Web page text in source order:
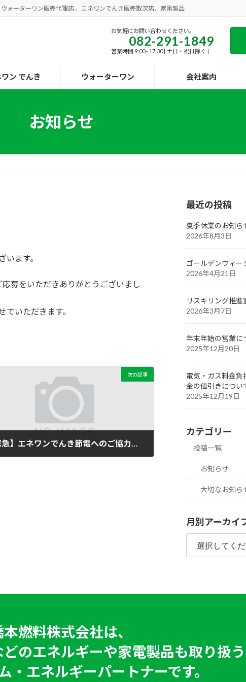
ーターワン販売代理店 、エネワンでんき販売取次店、家電製品
お気軽にお問い合わせください。
082-291-1849
営業時間 9:00 - 17:30 [ 土日・祝日除く ]
ン でんき ウォーターワン 会社案内
お知らせ
ます。
募をいただきありがとうございまし
いただきます。
次の記事
最近の投稿
夏季休業のお知ら
2026年8月3日
ゴールデンウィー
2026年4月21日
リスキリング推進
2026年3月7日
年末年始の営業に
2025年12月20日
電気・ガス料金負
金の値引きについ
2025年12月19日
カテゴリー
投稿一覧
お知らせ
大切なお知ら
月別アーカイ
本燃料株式会社は、
のエネルギーや家電製品も取り扱う
・エネルギーパートナーです。